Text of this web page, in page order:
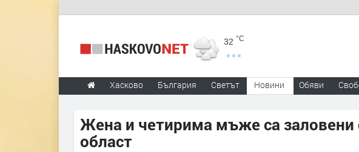
32 °C
Хасково България Светът Новини Обяви
Жена и четирима мъже са заловени
област